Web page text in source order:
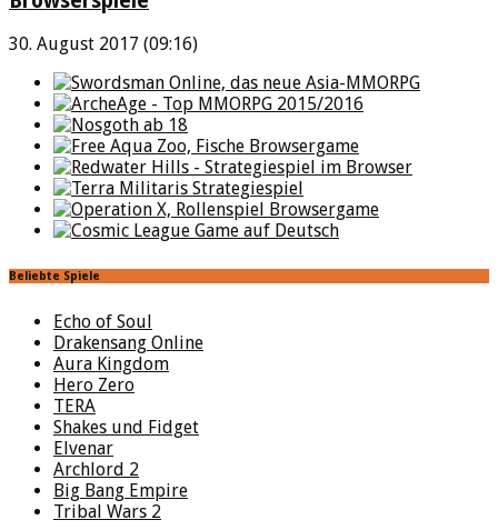
30. August 2017 (09:16)
Beliebte Spiele
Echo of Soul
Drakensang Online
Aura Kingdom
Hero Zero
TERA
Shakes und Fidget
Elvenar
Archlord 2
Big Bang Empire
Tribal Wars 2